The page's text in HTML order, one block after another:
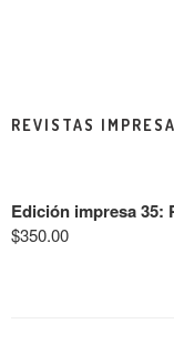
REVISTAS
Edición impresa 35:
$350.00